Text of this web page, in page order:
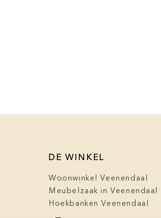
DE WINKEL
Woonwinkel Veenendaal
Meubelzaak in Veenendaal
Hoekbanken Veenendaal